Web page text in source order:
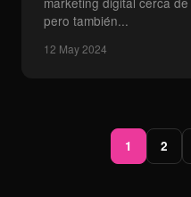
pero también...
12 May 2024
1 2